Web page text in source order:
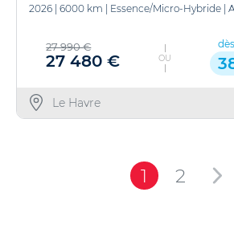
2026 6000 km Essence/Micro-Hybride
27 990 €
27 480 € OU
dès
Le Havre
1 2